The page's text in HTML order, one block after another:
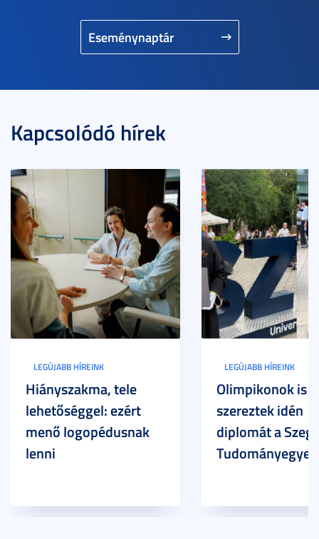
Eseménynaptár
Kapcsolódó hírek
LEGÚJABB HÍREINK
Hiányszakma, tele
lehetőséggel: ezért
menő logopédusnak
lenni
LEGÚJABB HÍREINK
Olimpikonok is
szereztek idén
diplomát a